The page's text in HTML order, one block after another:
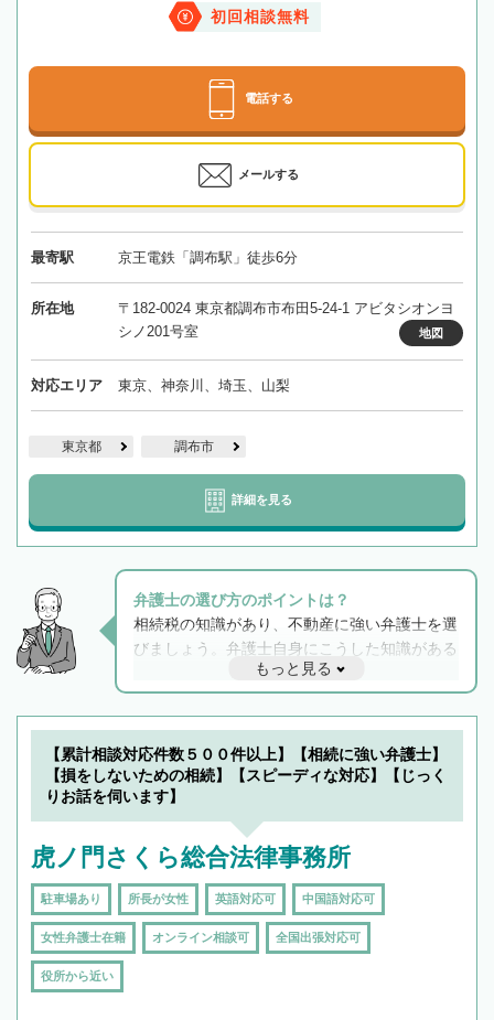
初回相談無料
電話する
メールする
最寄駅 京王電鉄「調布駅」徒歩6分
所在地
〒182-0024 東京都調布市布田5-24-1 アビタシオンヨ
シノ201号室
地図
対応エリア 東京、神奈川、埼玉、山梨
東京都 調布市
詳細を見る
弁護士の選び方のポイントは？
相続税の知識があり、不動産に強い弁護士を選
びましょう。弁護士自身にこうした知識がある
と他士業との連携もスムーズに進み、トラブル
解決のみならず相続をトータルで任せることが
できます。また、相続は感情がからむ分野なの
でフィーリングも重要です。実際に電話や面談
で複数の弁護士と会話をしてウマが合う方に依
頼をするのがおすすめです。
もっと見る
【累計相談対応件数５００件以上】【相続に強い弁護士】
【損をしないための相続】【スピーディな対応】【じっく
りお話を伺います】
虎ノ門さくら総合法律事務所
駐車場あり 所長が女性 英語対応可 中国語対応可
女性弁護士在籍 オンライン相談可 全国出張対応可
役所から近い